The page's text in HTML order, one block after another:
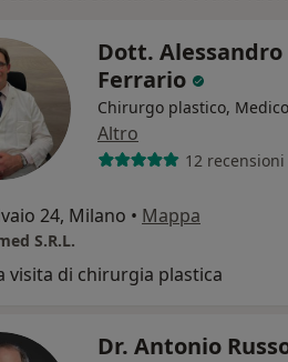
Dott. Alessandro
Ferrario
Chirurgo plastico,
Altro
12 recensioni
24, Milano • Mappa
S.R.L.
visita di chirurgia plastica
Dr. Antonio